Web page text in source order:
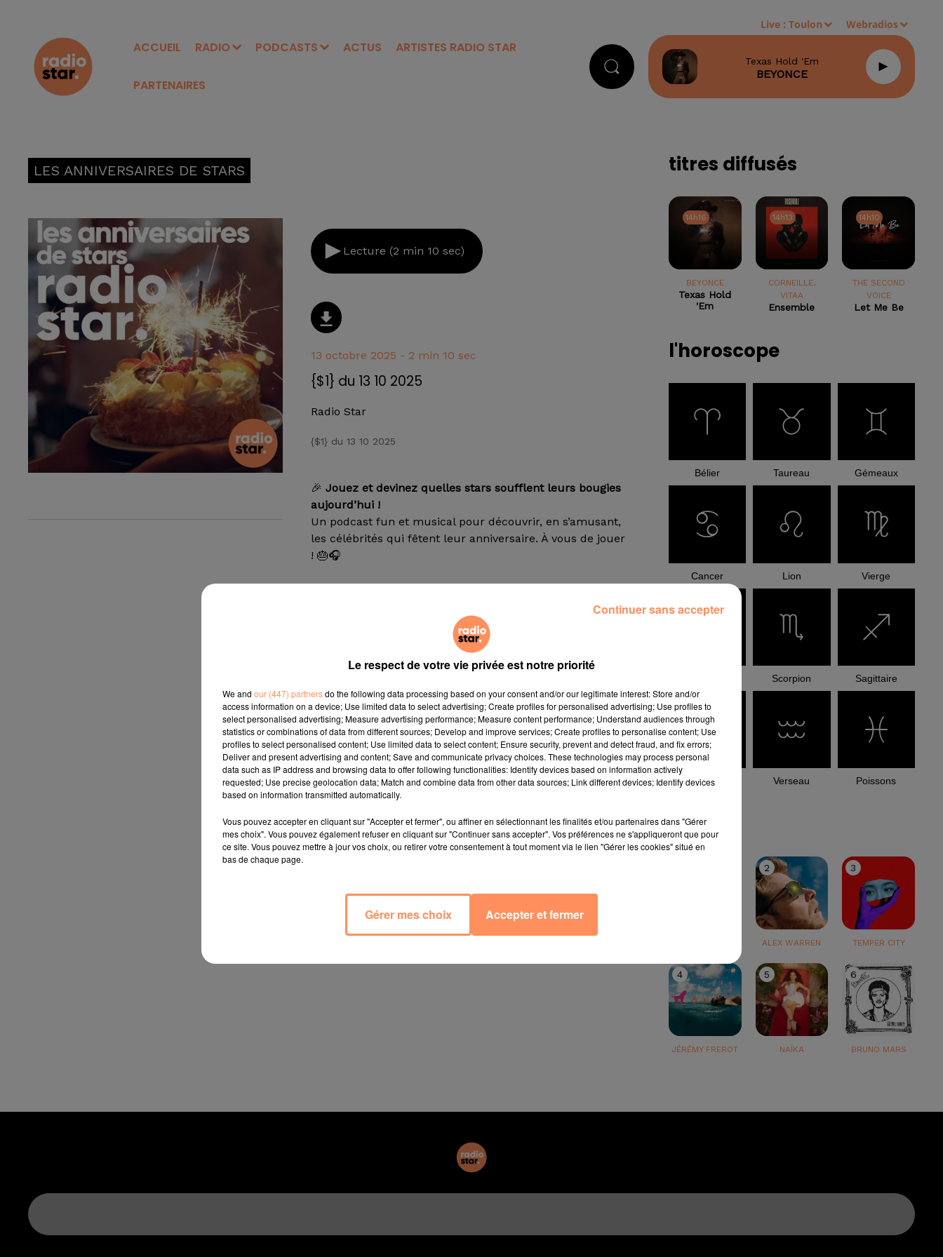
ACCUEIL RADIO PODCASTS ACTUS ARTISTES RADIO STAR
PARTENAIRES
Live :Toulon Webradios
Texas Hold 'em
BEYONCE
LES ANNIVERSAIRES DE STARS
Lecture (2 min 10 sec)
13 octobre 2025 - 2 min 10 sec
{$1} du 13 10 2025
Radio Star
{$1} du 13 10 2025
🎉 Jouez et devinez quelles stars soufflent leurs bougies
aujourd’hui !
Un podcast fun et musical pour découvrir, en s’amusant,
les célébrités qui fêtent leur anniversaire. À vous de jouer
! 🎂🎧
titres diffusés
14h16
14h16
BEYONCE
Texas Hold
'em
14h13
14h13
CORNEILLE,
VITAA
Ensemble
14h10
14h10
THE SECOND
VOICE
Let Me Be
l'horoscope
Bélier Taureau Gémeaux
Cancer Lion Vierge
Scorpion Sagittaire
Capricorne Verseau Poissons
le top
2
ALEX WARREN
3
TEMPER CITY
4
JÉRÉMY FREROT
5
NAÏKA
6
BRUNO MARS
Le respect de votre vie privée est notre priorité
We and our (447) partnersdo the following data processing based on your consent and/or our legitimate interest: Store and/or
access information on a device; Use limited data to select advertising; Create profiles for personalised advertising; Use profiles to
select personalised advertising; Measure advertising performance; Measure content performance; Understand audiences through
statistics or combinations of data from different sources; Develop and improve services; Create profiles to personalise content; Use
profiles to select personalised content; Use limited data to select content; Ensure security, prevent and detect fraud, and fix errors;
Deliver and present advertising and content; Save and communicate privacy choices. These technologies may process personal
data such as IP address and browsing data to offer following functionalities: Identify devices based on information actively
requested; Use precise geolocation data; Match and combine data from other data sources; Link different devices; Identify devices
based on information transmitted automatically.
Vous pouvez accepter en cliquant sur "Accepter et fermer", ou affiner en sélectionnant les finalités et/ou partenaires dans "Gérer
mes choix". Vous pouvez également refuser en cliquant sur "Continuer sans accepter". Vos préférences ne s'appliqueront que pour
ce site. Vous pouvez mettre à jour vos choix, ou retirer votre consentement à tout moment via le lien "Gérer les cookies" situé en
bas de chaque page.
Gérer mes choix Accepter et fermer
Continuer sans accepter